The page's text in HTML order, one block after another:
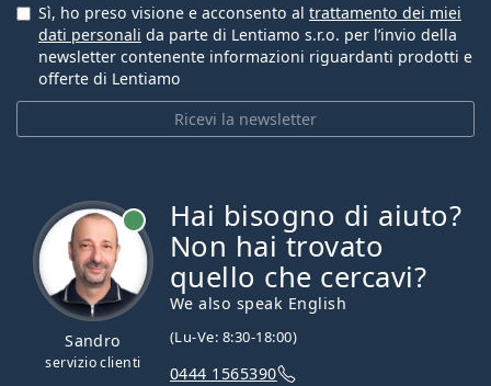
Ricevi la newsletter
Sì, ho preso visione e acconsento al trattamento dei miei
dati personali da parte di Lentiamo s.r.o. per l’invio della
newsletter contenente informazioni riguardanti prodotti e
offerte di Lentiamo
Sandro
servizio clienti
Hai bisogno di aiuto?
Non hai trovato
quello che cercavi?
We also speak English
(Lu-Ve: 8:30-18:00)
0444 1565390